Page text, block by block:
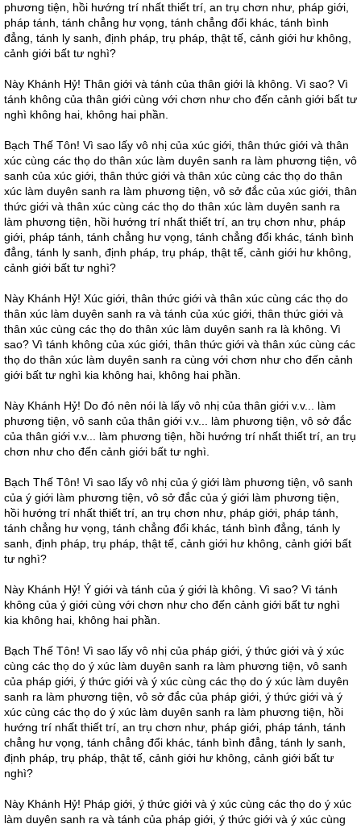
phương tiện, hồi hướng trí nhất thiết trí, an trụ chơn như, pháp giới,
pháp tánh, tánh chẳng hư vọng, tánh chẳng đổi khác, tánh bình
đẳng, tánh ly sanh, định pháp, trụ pháp, thật tế, cảnh giới hư không,
cảnh giới bất tư nghì?
Này Khánh Hỷ! Thân giới và tánh của thân giới là không. Vì sao? Vì
tánh không của thân giới cùng với chơn như cho đến cảnh giới bất tư
nghì không hai, không hai phần.
Bạch Thế Tôn! Vì sao lấy vô nhị của xúc giới, thân thức giới và thân
xúc cùng các thọ do thân xúc làm duyên sanh ra làm phương tiện, vô
sanh của xúc giới, thân thức giới và thân xúc cùng các thọ do thân
xúc làm duyên sanh ra làm phương tiện, vô sở đắc của xúc giới, thân
thức giới và thân xúc cùng các thọ do thân xúc làm duyên sanh ra
làm phương tiện, hồi hướng trí nhất thiết trí, an trụ chơn như, pháp
giới, pháp tánh, tánh chẳng hư vọng, tánh chẳng đổi khác, tánh bình
đẳng, tánh ly sanh, định pháp, trụ pháp, thật tế, cảnh giới hư không,
cảnh giới bất tư nghì?
Này Khánh Hỷ! Xúc giới, thân thức giới và thân xúc cùng các thọ do
thân xúc làm duyên sanh ra và tánh của xúc giới, thân thức giới và
thân xúc cùng các thọ do thân xúc làm duyên sanh ra là không. Vì
sao? Vì tánh không của xúc giới, thân thức giới và thân xúc cùng các
thọ do thân xúc làm duyên sanh ra cùng với chơn như cho đến cảnh
giới bất tư nghì kia không hai, không hai phần.
Này Khánh Hỷ! Do đó nên nói là lấy vô nhị của thân giới v.v... làm
phương tiện, vô sanh của thân giới v.v... làm phương tiện, vô sở đắc
của thân giới v.v... làm phương tiện, hồi hướng trí nhất thiết trí, an trụ
chơn như cho đến cảnh giới bất tư nghì.
Bạch Thế Tôn! Vì sao lấy vô nhị của ý giới làm phương tiện, vô sanh
của ý giới làm phương tiện, vô sở đắc của ý giới làm phương tiện,
hồi hướng trí nhất thiết trí, an trụ chơn như, pháp giới, pháp tánh,
tánh chẳng hư vọng, tánh chẳng đổi khác, tánh bình đẳng, tánh ly
sanh, định pháp, trụ pháp, thật tế, cảnh giới hư không, cảnh giới bất
tư nghì?
Này Khánh Hỷ! Ý giới và tánh của ý giới là không. Vì sao? Vì tánh
không của ý giới cùng với chơn như cho đến cảnh giới bất tư nghì
kia không hai, không hai phần.
Bạch Thế Tôn! Vì sao lấy vô nhị của pháp giới, ý thức giới và ý xúc
cùng các thọ do ý xúc làm duyên sanh ra làm phương tiện, vô sanh
của pháp giới, ý thức giới và ý xúc cùng các thọ do ý xúc làm duyên
sanh ra làm phương tiện, vô sở đắc của pháp giới, ý thức giới và ý
xúc cùng các thọ do ý xúc làm duyên sanh ra làm phương tiện, hồi
hướng trí nhất thiết trí, an trụ chơn như, pháp giới, pháp tánh, tánh
chẳng hư vọng, tánh chẳng đổi khác, tánh bình đẳng, tánh ly sanh,
định pháp, trụ pháp, thật tế, cảnh giới hư không, cảnh giới bất tư
nghì?
Này Khánh Hỷ! Pháp giới, ý thức giới và ý xúc cùng các thọ do ý xúc
làm duyên sanh ra và tánh của pháp giới, ý thức giới và ý xúc cùng